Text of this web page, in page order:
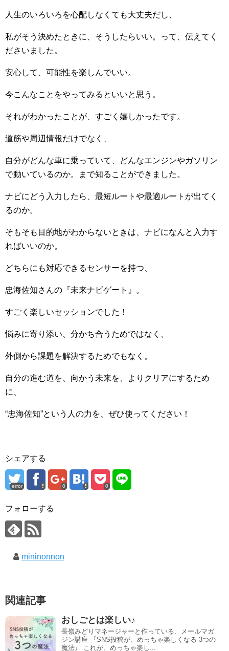
人生のいろいろを心配しなくても大丈夫だし、
私がそう決めたときに、そうしたらいい。って、伝えてく
ださいました。
安心して、可能性を楽しんでいい。
今こんなことをやってみるといいと思う。
それがわかったことが、すごく嬉しかったです。
道筋や周辺情報だけでなく、
自分がどんな車に乗っていて、どんなエンジンやガソリン
で動いているのか。まで知ることができました。
ナビにどう入力したら、最短ルートや最適ルートが出てく
るのか。
そもそも目的地がわからないときは、ナビになんと入力す
ればいいのか。
どちらにも対応できるセンサーを持つ、
忠海佐知さんの『未来ナビゲート』。
すごく楽しいセッションでした！
悩みに寄り添い、分かち合うためではなく、
外側から課題を解決するためでもなく。
自分の進む道を、向かう未来を、よりクリアにするため
に、
“忠海佐知”という人の力を、ぜひ使ってください！
シェアする
error 0 0
フォローする
mininonnon
関連記事
おしごとは楽しい♪
長嶺みどりマネージャーと作っている、メールマガ
ジン講座 『SNS投稿が、めっちゃ楽しくなる 3つの
魔法』 これが、めっちゃ楽し...